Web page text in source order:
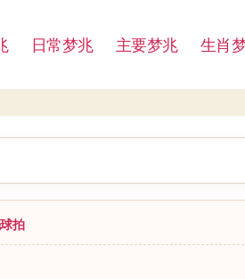
日常梦兆 主要梦兆 生肖
拍